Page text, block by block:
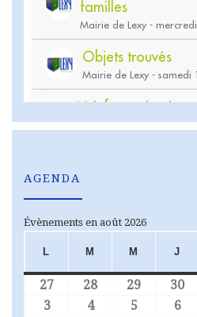
AGENDA
Évènements en août 2026
L LUNDIM MARDI
M J
27 27 juillet 2026
28 28 juillet 2026
29 29 30
3 3 août 2026
44 août 2026
5 5 août6